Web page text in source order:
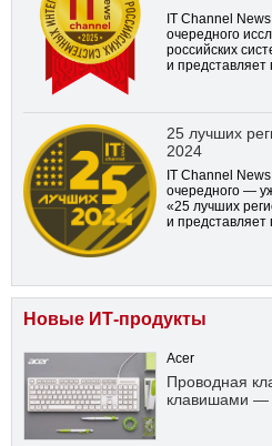
IT Channel
очередного
российских
и представляет
25 лучших
2024
IT Channel
очередного —
«25 лучших
и представляет
Новые ИТ-продукты
Acer
Проводная
клавишами —